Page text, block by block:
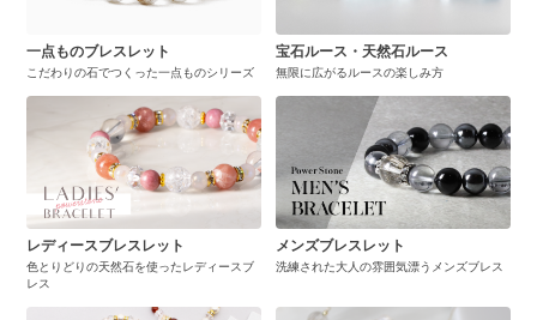
一点ものブレスレット
こだわりの石でつくった一点ものシリーズ
宝石ルース・天然石ルース
無限に広がるルースの楽しみ方
レディースブレスレット
色とりどりの天然石を使ったレディースブ
レス
メンズブレスレット
洗練された大人の雰囲気漂うメンズブレス